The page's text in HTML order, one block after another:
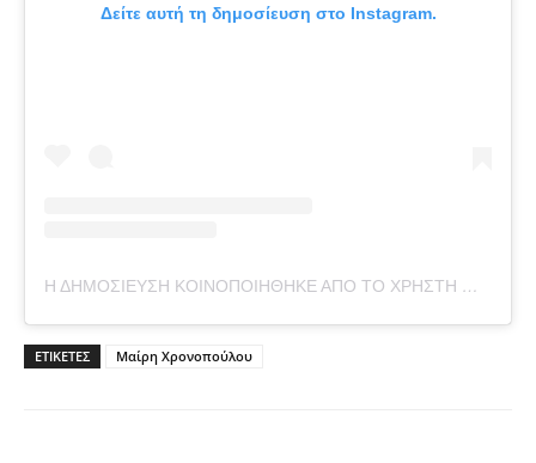
Δείτε αυτή τη δημοσίευση στο Instagram.
Η ΔΗΜΟΣΊΕΥΣΗ ΚΟΙΝΟΠΟΙΉΘΗΚΕ ΑΠΌ ΤΟ ΧΡΉΣΤΗ ΜΑΙΡΗ ΧΡΟΝΟΠΟΥΛΟΥ (@MARYCHRONOPOULOU_OFFICIAL)
ΕΤΙΚΕΤΕΣ Μαίρη Χρονοπούλου